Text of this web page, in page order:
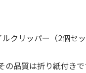
クリッパー（2個セッ
品質は折り紙付き